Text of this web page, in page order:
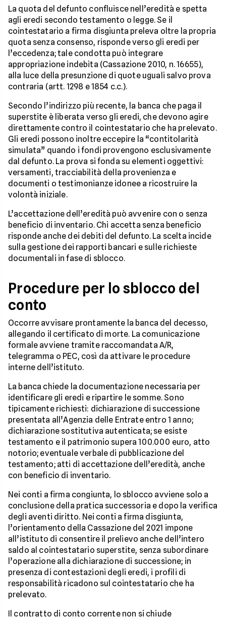
La quota del defunto confluisce nell’eredità e spetta
agli eredi secondo testamento o legge. Se il
cointestatario a firma disgiunta preleva oltre la propria
quota senza consenso, risponde verso gli eredi per
l’eccedenza; tale condotta può integrare
appropriazione indebita (Cassazione 2010, n. 16655),
alla luce della presunzione di quote uguali salvo prova
contraria (artt. 1298 e 1854 c.c.).
Secondo l’indirizzo più recente, la banca che paga il
superstite è liberata verso gli eredi, che devono agire
direttamente contro il cointestatario che ha prelevato.
Gli eredi possono inoltre eccepire la “contitolarità
simulata” quando i fondi provengono esclusivamente
dal defunto. La prova si fonda su elementi oggettivi:
versamenti, tracciabilità della provenienza e
documenti o testimonianze idonee a ricostruire la
volontà iniziale.
L’accettazione dell’eredità può avvenire con o senza
beneficio di inventario. Chi accetta senza beneficio
risponde anche dei debiti del defunto. La scelta incide
sulla gestione dei rapporti bancari e sulle richieste
documentali in fase di sblocco.
Procedure per lo sblocco del
conto
Occorre avvisare prontamente la banca del decesso,
allegando il certificato di morte. La comunicazione
formale avviene tramite raccomandata A/R,
telegramma o PEC, così da attivare le procedure
interne dell’istituto.
La banca chiede la documentazione necessaria per
identificare gli eredi e ripartire le somme. Sono
tipicamente richiesti: dichiarazione di successione
presentata all’Agenzia delle Entrate entro 1 anno;
dichiarazione sostitutiva autenticata; se esiste
testamento e il patrimonio supera 100.000 euro, atto
notorio; eventuale verbale di pubblicazione del
testamento; atti di accettazione dell’eredità, anche
con beneficio di inventario.
Nei conti a firma congiunta, lo sblocco avviene solo a
conclusione della pratica successoria e dopo la verifica
degli aventi diritto. Nei conti a firma disgiunta,
l’orientamento della Cassazione del 2021 impone
all’istituto di consentire il prelievo anche dell’intero
saldo al cointestatario superstite, senza subordinare
l’operazione alla dichiarazione di successione; in
presenza di contestazioni degli eredi, i profili di
responsabilità ricadono sul cointestatario che ha
prelevato.
Il contratto di conto corrente non si chiude